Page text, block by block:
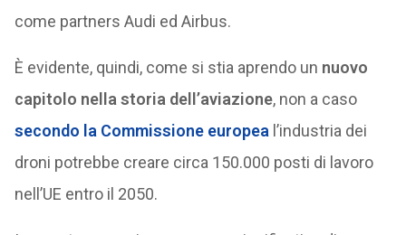
come partners Audi ed Airbus.
È evidente, quindi, come si stia aprendo un nuovo
capitolo nella storia dell’aviazione, non a caso
secondo la Commissione europea l’industria dei
droni potrebbe creare circa 150.000 posti di lavoro
nell’UE entro il 2050.